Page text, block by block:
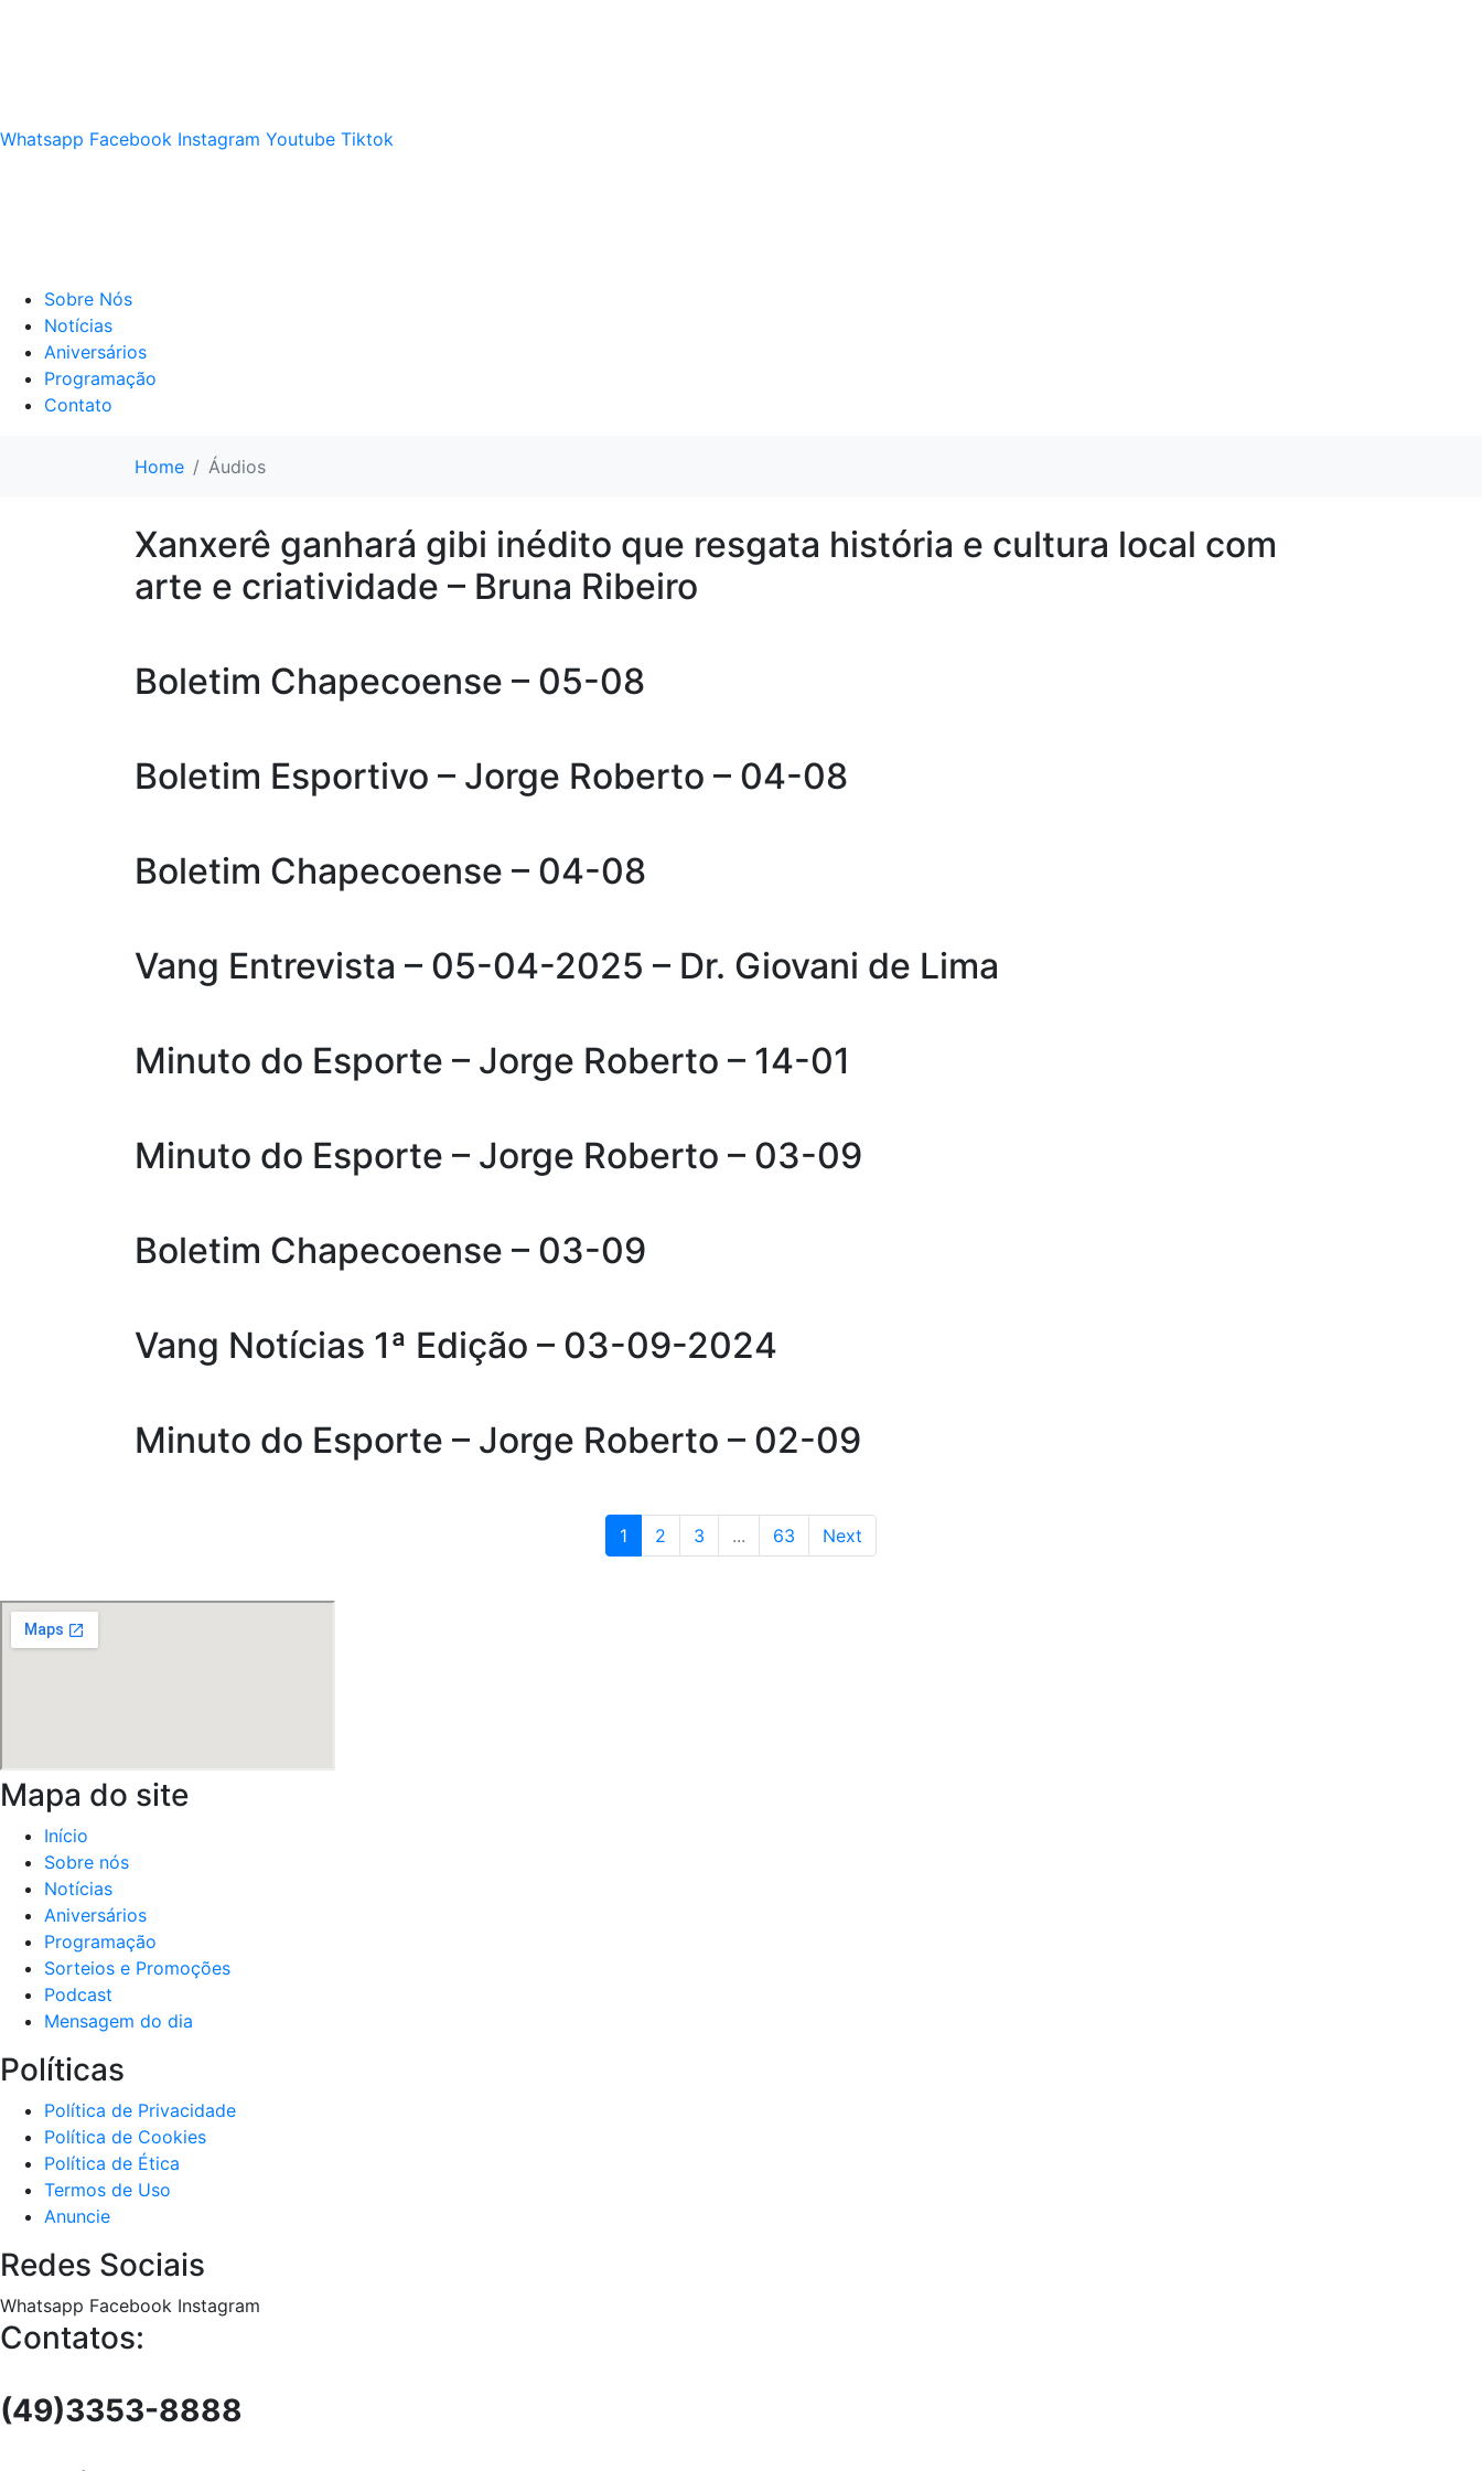
Whatsapp Facebook Instagram Youtube Tiktok
Sobre Nós
Notícias
Aniversários
Programação
Contato
Home Áudios
Xanxerê ganhará gibi inédito que resgata história e cultura local com
arte e criatividade – Bruna Ribeiro
Boletim Chapecoense – 05-08
Boletim Esportivo – Jorge Roberto – 04-08
Boletim Chapecoense – 04-08
Vang Entrevista – 05-04-2025 – Dr. Giovani de Lima
Minuto do Esporte – Jorge Roberto – 14-01
Minuto do Esporte – Jorge Roberto – 03-09
Boletim Chapecoense – 03-09
Vang Notícias 1ª Edição – 03-09-2024
Minuto do Esporte – Jorge Roberto – 02-09
1 2 3 ... 63 Next
Mapa do site
Início
Sobre nós
Notícias
Aniversários
Programação
Sorteios e Promoções
Podcast
Mensagem do dia
Políticas
Política de Privacidade
Política de Cookies
Política de Ética
Termos de Uso
Anuncie
Redes Sociais
Whatsapp Facebook Instagram
Contatos:
(49)3353-8888